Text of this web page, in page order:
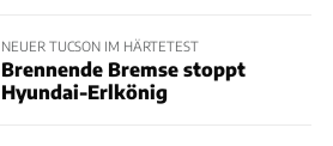
NEUER TUCSON IM HÄRTETEST
Brennende Bremse stoppt
Hyundai-Erlkönig